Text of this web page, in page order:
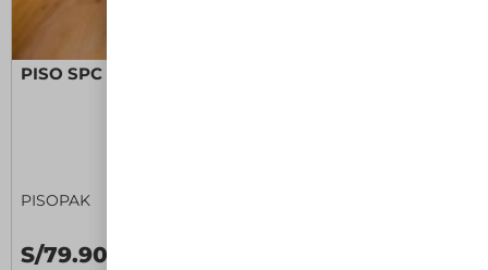
PISO SPC PRO OAK NATURAL II
PISOPAK
S/79.90 M2